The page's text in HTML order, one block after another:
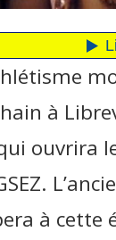
à
ouvrira
à cette